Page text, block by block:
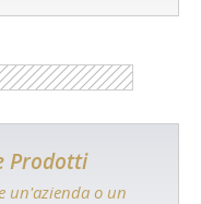
Prodotti
un'azienda o un